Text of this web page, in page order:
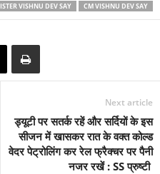
VISHNU DEV SAY CM VISHNU DEV SAY
Next article
ड्यूटी पर सतर्क रहें और सर्दियों के इस
सीजन में खासकर रात के वक्त कोल्ड
वेदर पेट्रोलिंग कर रेल फ्रैक्चर पर पैनी
नजर रखें : SS प्रुष्टी